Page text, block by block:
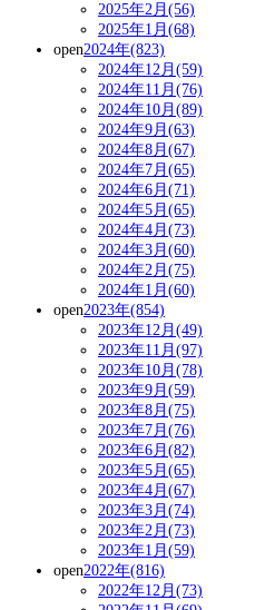
2025年2月(56)
2025年1月(68)
open2024年(823)
2024年12月(59)
2024年11月(76)
2024年10月(89)
2024年9月(63)
2024年8月(67)
2024年7月(65)
2024年6月(71)
2024年5月(65)
2024年4月(73)
2024年3月(60)
2024年2月(75)
2024年1月(60)
open2023年(854)
2023年12月(49)
2023年11月(97)
2023年10月(78)
2023年9月(59)
2023年8月(75)
2023年7月(76)
2023年6月(82)
2023年5月(65)
2023年4月(67)
2023年3月(74)
2023年2月(73)
2023年1月(59)
open2022年(816)
2022年12月(73)